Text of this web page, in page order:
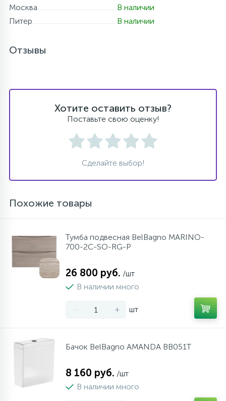
Москва
В наличии
Питер
В наличии
Отзывы
Хотите оставить отзыв?
Поставьте свою оценку!
Сделайте выбор!
Похожие товары
Тумба подвесная BelBagno MARINO-
700-2C-SO-RG-P
26 800 руб. /шт
В наличии много
- + шт
Бачок BelBagno AMANDA BB051T
8 160 руб. /шт
В наличии много